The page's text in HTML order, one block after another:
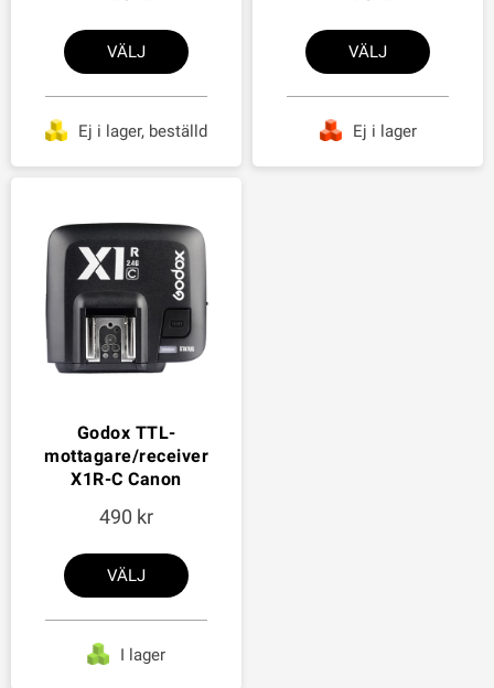
VÄLJ
Ej i lager, beställd
VÄLJ
Ej i lager
Godox TTL-
mottagare/receiver
X1R-C Canon
490
VÄLJ
I lager